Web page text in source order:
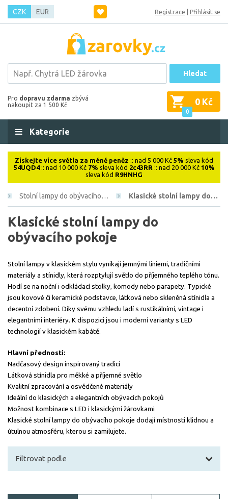
CZK EUR Registrace Přihlásit se
Hledat
Pro dopravu zdarma zbývá
nakoupit za 1 500 Kč
0
0 Kč
Kategorie
Získejte více světla za méně peněz :: nad 5 000 Kč 5% sleva kód
54UQD4:: nad 10 000 Kč 7% sleva kód 2c43RR :: nad 20 000 Kč 10%
sleva kód R9HNHG
Stolní lampy do obývacího… Klasické stolní lampy do…
Klasické stolní lampy do
obývacího pokoje
Stolní lampy v klasickém stylu vynikají jemnými liniemi, tradičními
materiály a stínidly, která rozptylují světlo do příjemného teplého tónu.
Hodí se na noční i odkládací stolky, komody nebo parapety. Typické
jsou kovové či keramické podstavce, látková nebo skleněná stínidla a
decentní zdobení. Díky svému vzhledu ladí s rustikálními, vintage i
elegantními interiéry. K dispozici jsou i moderní varianty s LED
technologií v klasickém kabátě.
Hlavní přednosti:
Nadčasový design inspirovaný tradicí
Látková stínidla pro měkké a příjemné světlo
Kvalitní zpracování a osvědčené materiály
Ideální do klasických a elegantních obývacích pokojů
Možnost kombinace s LED i klasickými žárovkami
Klasické stolní lampy do obývacího pokoje dodají místnosti klidnou a
útulnou atmosféru, kterou si zamilujete.
Filtrovat podle